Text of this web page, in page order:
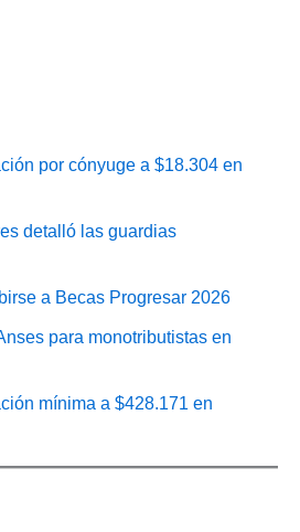
por cónyuge a $18.304 en
detalló las guardias
a Becas Progresar 2026
para monotributistas en
mínima a $428.171 en